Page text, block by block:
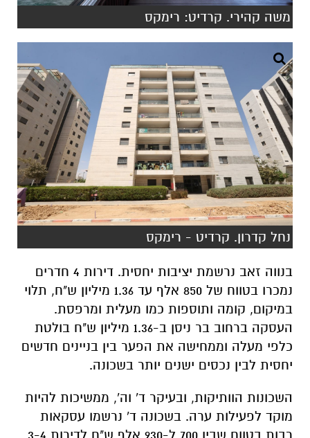
משה קהירי. קרדיט: רימקס
נחל קדרון. קרדיט - רימקס
בנווה זאב נרשמת יציבות יחסית. דירות 4 חדרים
נמכרו בטווח של 850 אלף עד 1.36 מיליון ש"ח, תלוי
במיקום, קומה ותוספות כמו מעלית ומרפסת.
העסקה ברחוב בר ניסן ב-1.36 מיליון ש"ח בולטת
כלפי מעלה וממחישה את הפער בין בניינים חדשים
יחסית לבין נכסים ישנים יותר בשכונה.
השכונות הוותיקות, ובעיקר ד' וה', ממשיכות להיות
מוקד לפעילות ערה. בשכונה ד' נרשמו עסקאות